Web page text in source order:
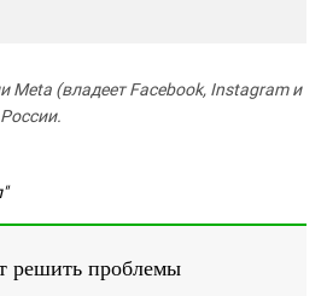
Meta (владеет Facebook, Instagram и
решить проблемы